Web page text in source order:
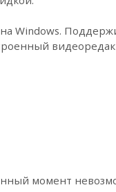
момент